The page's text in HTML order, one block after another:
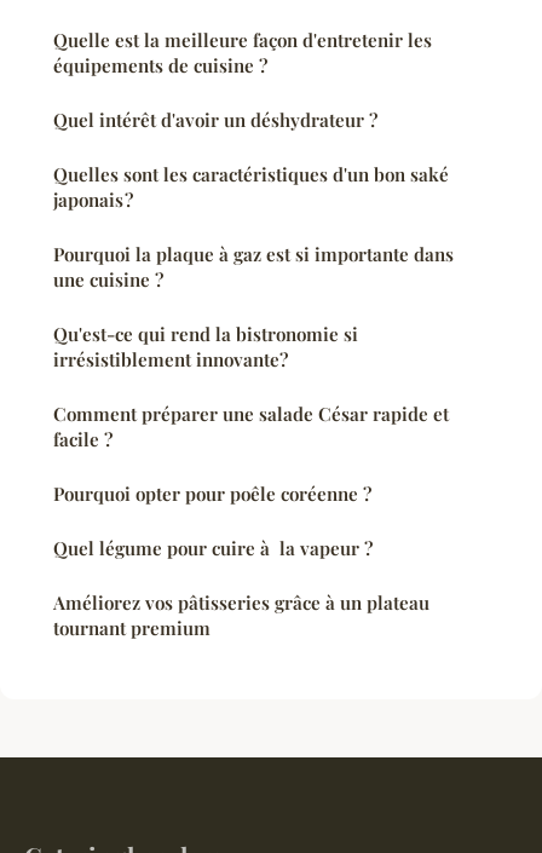
Quelle est la meilleure façon d'entretenir les
équipements de cuisine ?
Quel intérêt d'avoir un déshydrateur ?
Quelles sont les caractéristiques d'un bon saké
japonais ?
Pourquoi la plaque à gaz est si importante dans
une cuisine ?
Qu'est-ce qui rend la bistronomie si
irrésistiblement innovante?
Comment préparer une salade César rapide et
facile ?
Pourquoi opter pour poêle coréenne ?
Quel légume pour cuire à la vapeur ?
Améliorez vos pâtisseries grâce à un plateau
tournant premium